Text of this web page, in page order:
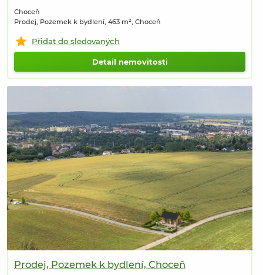
Choceň
Prodej, Pozemek k bydlení, 463 m², Choceň
Přidat do sledovaných
Detail nemovitosti
Prodej, Pozemek k bydlení, Choceň